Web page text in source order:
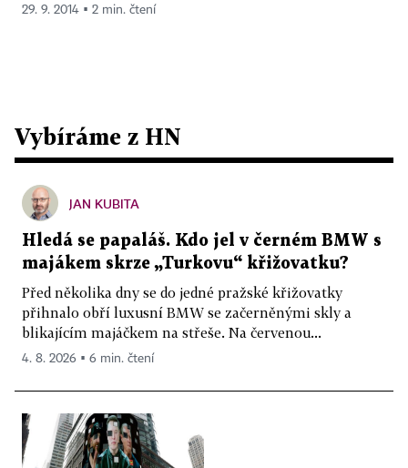
29. 9. 2014 ▪ 2 min. čtení
Vybíráme z HN
JAN KUBITA
Hledá se papaláš. Kdo jel v černém BMW s
majákem skrze „Turkovu“ křižovatku?
Před několika dny se do jedné pražské křižovatky
přihnalo obří luxusní BMW se začerněnými skly a
blikajícím majáčkem na střeše. Na červenou...
4. 8. 2026 ▪ 6 min. čtení